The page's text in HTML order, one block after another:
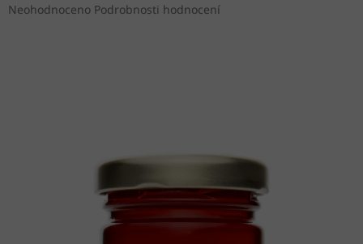
Průměrné
Neohodnoceno Podrobnosti hodnocení